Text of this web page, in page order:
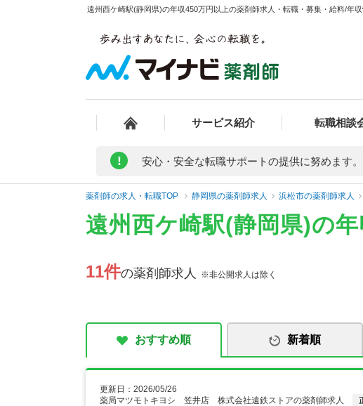
遠州西ケ崎駅(静岡県)の年収450万円以上の薬剤師求人・転職・募集・給料/年
サービス紹介 転職相談
! 安心・安全な転職サポートの提供に努めます。
薬剤師の求人・転職TOP 静岡県の薬剤師求人 浜松市の薬剤師求人
遠州西ケ崎駅(静岡県)の
11件の薬剤師求人 ※非公開求人は除く
おすすめ順 新着順
更新日：2026/05/26
薬局マツモトキヨシ 笠井店 株式会社遠鉄ストアの薬剤師求人